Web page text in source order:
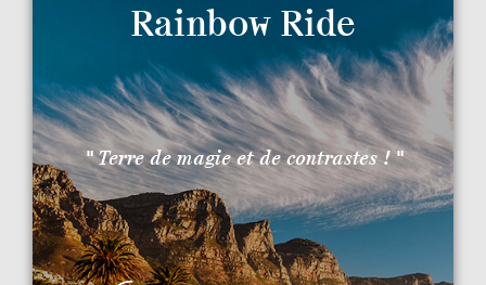
Rainbow Ride
" Terre de magie et de contrastes ! "